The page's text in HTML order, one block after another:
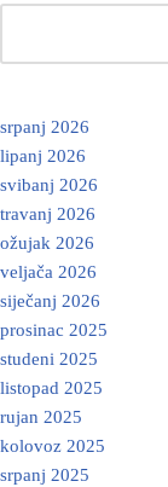
srpanj 2026
lipanj 2026
svibanj 2026
travanj 2026
ožujak 2026
veljača 2026
siječanj 2026
prosinac 2025
studeni 2025
listopad 2025
rujan 2025
kolovoz 2025
srpanj 2025